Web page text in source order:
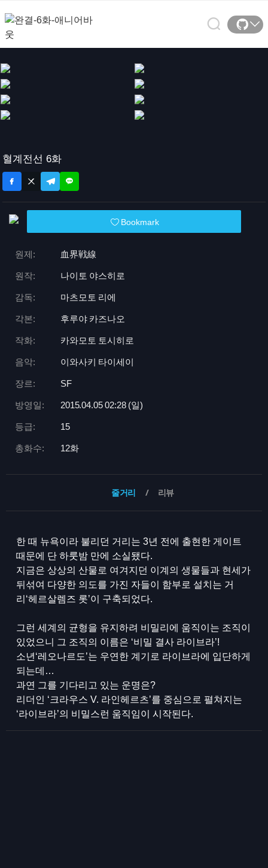
혈계전선 6화
Bookmark
원제: 血界戦線
원작: 나이토 야스히로
감독: 마츠모토 리에
각본: 후루야 카즈나오
작화: 카와모토 토시히로
음악: 이와사키 타이세이
장르: SF
방영일: 2015.04.05 02:28 (일)
등급: 15
총화수: 12화
줄거리 리뷰
한 때 뉴욕이라 불리던 거리는 3년 전에 출현한 게이트
때문에 단 하룻밤 만에 소실됐다.
지금은 상상의 산물로 여겨지던 이계의 생물들과 현세가
뒤섞여 다양한 의도를 가진 자들이 함부로 설치는 거
리‘헤르살렘즈 롯’이 구축되었다.
그런 세계의 균형을 유지하려 비밀리에 움직이는 조직이
있었으니 그 조직의 이름은 ‘비밀 결사 라이브라’!
소년‘레오나르도’는 우연한 계기로 라이브라에 입단하게
되는데…
과연 그를 기다리고 있는 운명은?
리더인 ‘크라우스 V. 라인헤르츠’를 중심으로 펼쳐지는
‘라이브라’의 비밀스런 움직임이 시작된다. ​